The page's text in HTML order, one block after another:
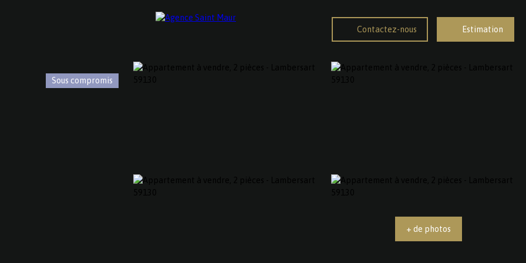
Contactez-nous Estimation
Sous compromis
+ de photos